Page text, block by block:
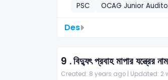
PSC OCAG Junior
Des
9 .বিদ্যুৎ প্রবাহ মাপার যন্ত্রের
Created: 8 years ago | Updated: 2